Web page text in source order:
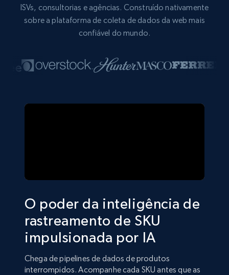
ISVs, consultorias e agências. Construído nativamente
sobre a plataforma de coleta de dados da web mais
confiável do mundo.
O poder da inteligência de
rastreamento de SKU
impulsionada por IA
Chega de pipelines de dados de produtos
interrompidos. Acompanhe cada SKU antes que as